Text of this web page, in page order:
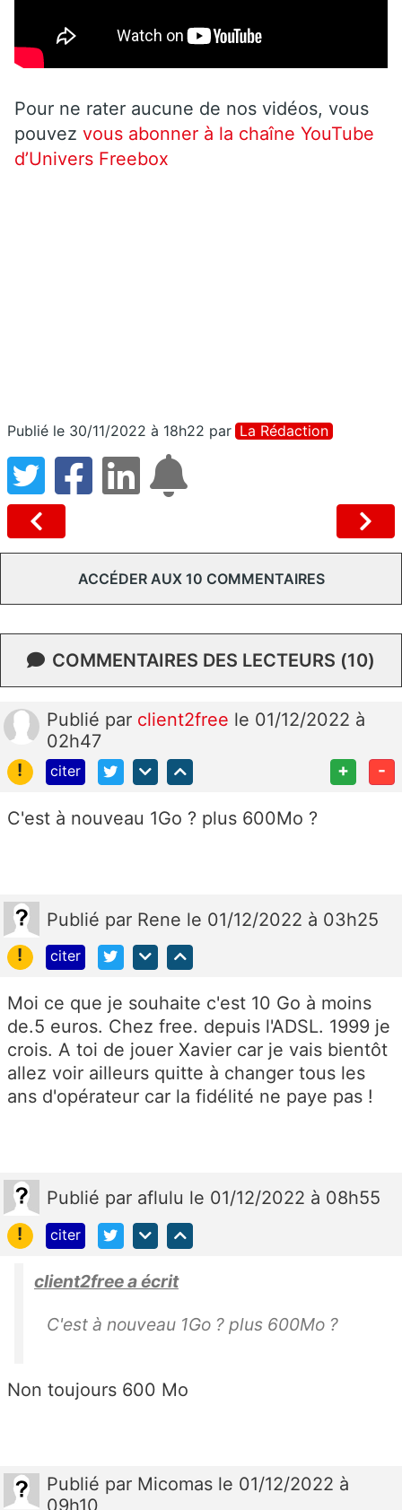
Pour ne rater aucune de nos vidéos, vous
pouvez vous abonner à la chaîne YouTube
d’Univers Freebox
Publié le 30/11/2022 à 18h22 par La Rédaction
ACCÉDER AUX 10 COMMENTAIRES
COMMENTAIRES DES LECTEURS (10)
Publié par client2free le 01/12/2022 à
02h47
!
citer + -
C'est à nouveau 1Go ? plus 600Mo ?
Publié par Rene le 01/12/2022 à 03h25
!
citer
Moi ce que je souhaite c'est 10 Go à moins
de.5 euros. Chez free. depuis l'ADSL. 1999 je
crois. A toi de jouer Xavier car je vais bientôt
allez voir ailleurs quitte à changer tous les
ans d'opérateur car la fidélité ne paye pas !
Publié par aflulu le 01/12/2022 à 08h55
!
citer
client2free a écrit
C'est à nouveau 1Go ? plus 600Mo ?
Non toujours 600 Mo
Publié par Micomas le 01/12/2022 à